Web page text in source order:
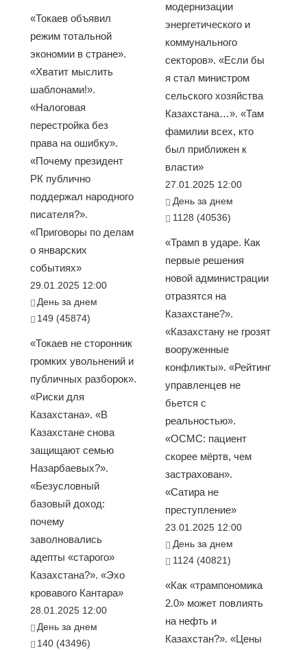
«Токаев объявил
режим тотальной
экономии в стране».
«Хватит мыслить
шаблонами!».
«Налоговая
перестройка без
права на ошибку».
«Почему президент
РК публично
поддержал народного
писателя?».
«Приговоры по делам
о январских
событиях»
29.01.2025 12:00
День за днем
149 (45874)
«Токаев не сторонник
громких увольнений и
публичных разборок».
«Риски для
Казахстана». «В
Казахстане снова
защищают семью
Назарбаевых?».
«Безусловный
базовый доход:
почему
заволновались
адепты «старого»
Казахстана?». «Эхо
кровавого Кантара»
28.01.2025 12:00
День за днем
140 (43496)
модернизации
энергетического и
коммунального
секторов». «Если бы
я стал министром
сельского хозяйства
Казахстана…». «Там
фамилии всех, кто
был приближен к
власти»
27.01.2025 12:00
День за днем
1128 (40536)
«Трамп в ударе. Как
первые решения
новой администрации
отразятся на
Казахстане?».
«Казахстану не грозят
вооруженные
конфликты». «Рейтинг
управленцев не
бьется с
реальностью».
«ОСМС: пациент
скорее мёртв, чем
застрахован».
«Сатира не
преступление»
23.01.2025 12:00
День за днем
1124 (40821)
«Как «трампономика
2.0» может повлиять
на нефть и
Казахстан?». «Цены